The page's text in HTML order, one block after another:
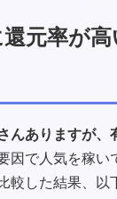
還元率が
んありますが
因で人気を稼
較した結果、以